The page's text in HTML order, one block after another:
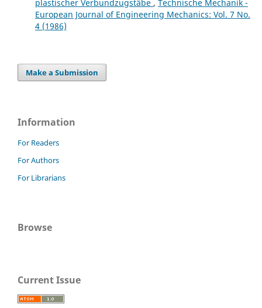
plastischer Verbundzugstäbe , Technische Mechanik -
European Journal of Engineering Mechanics: Vol. 7 No.
4 (1986)
Make a Submission
Information
For Readers
For Authors
For Librarians
Browse
Current Issue